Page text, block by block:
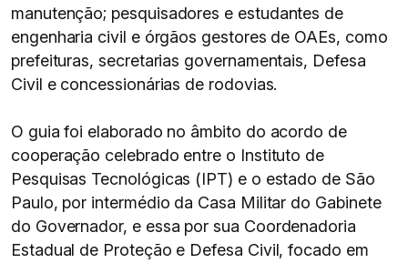
manutenção; pesquisadores e estudantes de
engenharia civil e órgãos gestores de OAEs, como
prefeituras, secretarias governamentais, Defesa
Civil e concessionárias de rodovias.
O guia foi elaborado no âmbito do acordo de
cooperação celebrado entre o Instituto de
Pesquisas Tecnológicas (IPT) e o estado de São
Paulo, por intermédio da Casa Militar do Gabinete
do Governador, e essa por sua Coordenadoria
Estadual de Proteção e Defesa Civil, focado em